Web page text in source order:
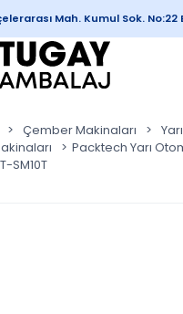
Mah. Kumul Sok. No:22
> Çember Makinaları >
> Packtech Yarı
SM10T